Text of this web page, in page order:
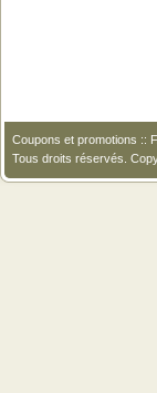
Coupons et promotions ::
Tous droits réservés.